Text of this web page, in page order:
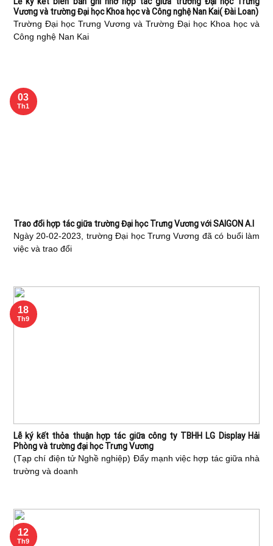
Vương và trường Đại học Khoa học và Công nghệ Nan Kai( Đài Loan)
Trường Đại học Trưng Vương và Trường Đại học Khoa học và
Công nghệ Nan Kai
Trao đổi hợp tác giữa trường Đại học Trưng Vương với SAIGON A.I
Ngày 20-02-2023, trường Đại học Trưng Vương đã có buổi làm
việc và trao đổi
03
Th1
Lễ ký kết thỏa thuận hợp tác giữa công ty TBHH LG Display Hải
Phòng và trường đại học Trưng Vương
(Tạp chí điện tử Nghề nghiệp) Đẩy mạnh việc hợp tác giữa nhà
trường và doanh
18
Th9
12
Th9